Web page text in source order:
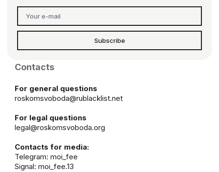
Subscribe
Contacts
For general questions
roskomsvoboda@rublacklist.net
For legal questions
legal@roskomsvoboda.org
Contacts for media:
Telegram: moi_fee
Signal: moi_fee.13